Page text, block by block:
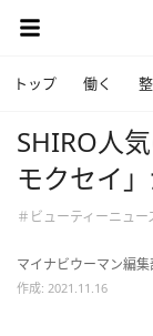
トップ 働く
SHIRO人
モクセイ
＃ビューティーニュー
マイナビウーマン編集
作成: 2021.11.16